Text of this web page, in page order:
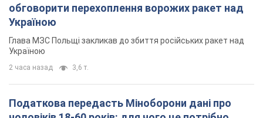
обговорити перехоплення ворожих ракет над
Україною
Глава МЗС Польщі закликав до збиття російських ракет над
Україною
2 часа назад 3,6 т.
Податкова передасть Міноборони дані про